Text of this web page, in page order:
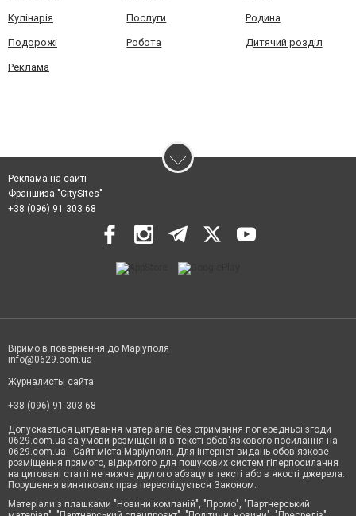
Кулінарія Послуги Родина
Подорожі Робота Дитячий розділ
Реклама
Реклама на сайті
Франшиза "CitySites"
+38 (096) 91 303 68
Віримо в повернення до Маріуполя
info@0629.com.ua
Журналисты сайта
+38 (096) 91 303 68
Допускається цитування матеріалів без отримання попередньої згоди
0629.com.ua за умови розміщення в тексті обов'язкового посилання на
0629.com.ua - Сайт міста Маріуполя. Для інтернет-видань обов'язкове
розміщення прямого, відкритого для пошукових систем гіперпосилання
на цитовані статті не нижче другого абзацу в тексті або в якості джерела.
Порушення виняткових прав переслідується Законом.
Матеріали з плашками "Новини компаній", "Промо", "Партнерський